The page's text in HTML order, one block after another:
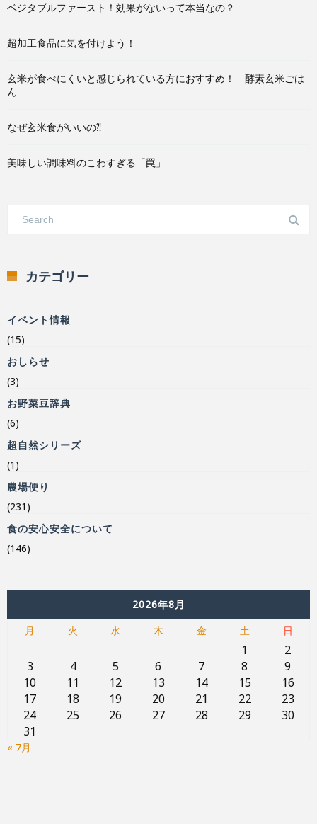
ベジタブルファースト！効果がないって本当なの？
超加工食品に気を付けよう！
玄米が食べにくいと感じられている方におすすめ！ 酵素玄米ごは
ん
なぜ玄米食がいいの⁈
美味しい調味料のこわすぎる「罠」
カテゴリー
イベント情報
(15)
おしらせ
(3)
お野菜豆辞典
(6)
超自然シリーズ
(1)
農場便り
(231)
食の安心安全について
(146)
2026年8月
月
火 水 木 金 土 日
1
2
3
4 5 6 7 8
9
10
11 12 13 14 15
16
17
18 19 20 21 22
23
24
25 26 27 28 29
30
31
« 7月